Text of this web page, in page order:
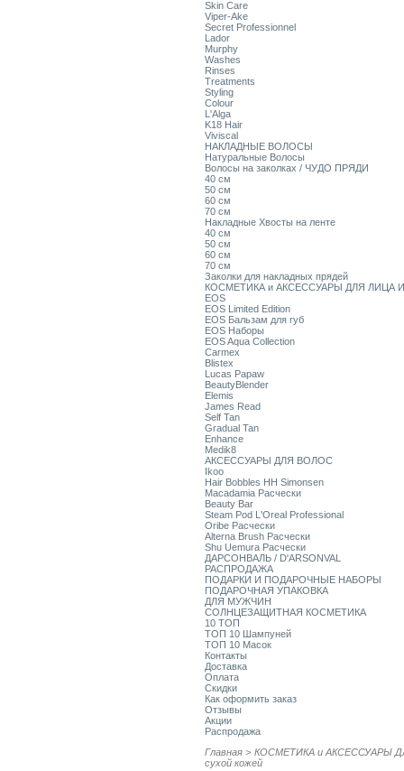
Skin Care
Viper-Ake
Secret Professionnel
Lador
Murphy
Washes
Rinses
Treatments
Styling
Colour
L'Alga
K18 Hair
Viviscal
НАКЛАДНЫЕ ВОЛОСЫ
Натуральные Волосы
Волосы на заколках / ЧУДО ПРЯДИ
40 см
50 см
60 см
70 см
Накладные Хвосты на ленте
40 см
50 см
60 см
70 см
Заколки для накладных прядей
КОСМЕТИКА и АКСЕССУАРЫ ДЛЯ ЛИЦА
EOS
EOS Limited Edition
EOS Бальзам для губ
EOS Наборы
EOS Aqua Collection
Carmex
Blistex
Lucas Papaw
BeautyBlender
Elemis
James Read
Self Tan
Gradual Tan
Enhance
Medik8
АКСЕССУАРЫ ДЛЯ ВОЛОС
Ikoo
Hair Bobbles HH Simonsen
Macadamia Расчески
Beauty Bar
Steam Pod L'Oreal Professional
Oribe Расчески
Alterna Brush Расчески
Shu Uemura Расчески
ДАРСОНВАЛЬ / D'ARSONVAL
РАСПРОДАЖА
ПОДАРКИ И ПОДАРОЧНЫЕ НАБОРЫ
ПОДАРОЧНАЯ УПАКОВКА
ДЛЯ МУЖЧИН
СОЛНЦЕЗАЩИТНАЯ КОСМЕТИКА
10 ТОП
ТОП 10 Шампуней
ТОП 10 Масок
Контакты
Доставка
Оплата
Скидки
Как оформить заказ
Отзывы
Акции
Распродажа
Главная > КОСМЕТИКА и АКСЕССУАРЫ
сухой кожей